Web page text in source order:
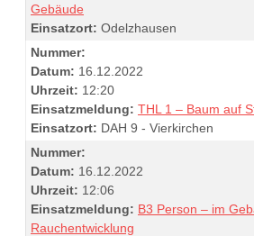
Gebäude
Einsatzort: Odelzhausen
Nummer:
Datum: 16.12.2022
Uhrzeit: 12:20
Einsatzmeldung: THL 1 – Baum auf
Einsatzort: DAH 9 - Vierkirchen
Nummer:
Datum: 16.12.2022
Uhrzeit: 12:06
Einsatzmeldung: B3 Person – im
Rauchentwicklung